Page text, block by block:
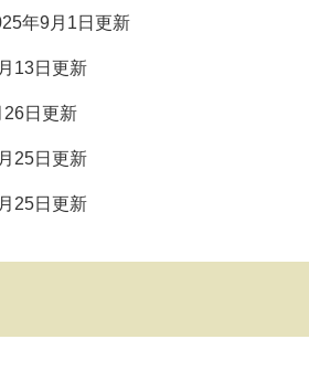
年9月1日更新
13日更新
26日更新
25日更新
25日更新